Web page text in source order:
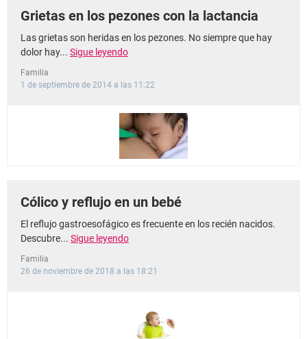
Grietas en los pezones con la lactancia
Las grietas son heridas en los pezones. No siempre que hay
dolor hay... Sigue leyendo
Familia
1 de septiembre de 2014 a las 11:22
Cólico y reflujo en un bebé
El reflujo gastroesofágico es frecuente en los recién nacidos.
Descubre... Sigue leyendo
Familia
26 de noviembre de 2018 a las 18:21